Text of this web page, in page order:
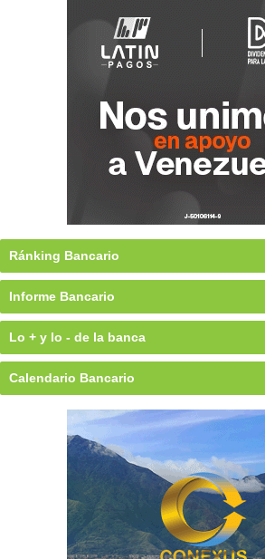
Ránking Bancario
Informe Bancario
Lo + y lo - de la banca
Calendario Bancario